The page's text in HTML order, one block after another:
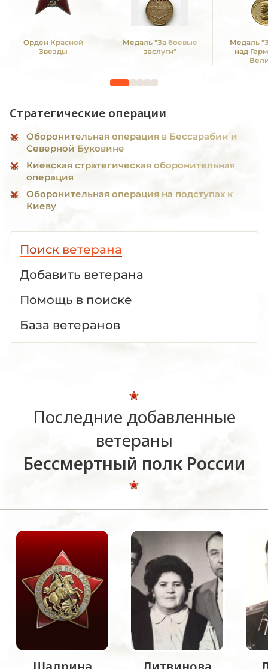
Орден Красной
Звезды
Медаль "За боевые
заслуги"
Медаль
над
Стратегические операции
Оборонительная операция в Бессарабии и
Северной Буковине
Киевская стратегическая оборонительная
операция
Оборонительная операция на подступах к
Киеву
Поиск ветерана
Добавить ветерана
Помощь в поиске
База ветеранов
Последние добавленные
ветераны
Бессмертный полк России